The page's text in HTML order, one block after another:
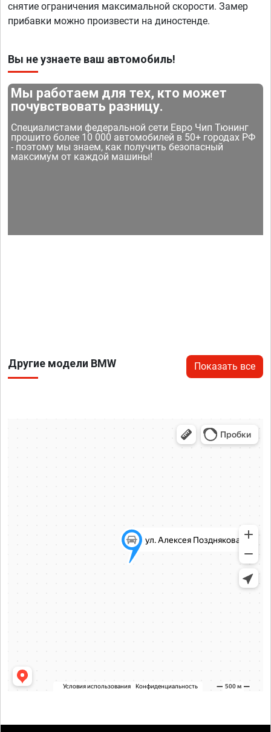
снятие ограничения максимальной скорости. Замер
прибавки можно произвести на диностенде.
Вы не узнаете ваш автомобиль!
Мы работаем для тех, кто может
почувствовать разницу.
Специалистами федеральной сети Евро Чип Тюнинг
прошито более 10 000 автомобилей в 50+ городах РФ
- поэтому мы знаем, как получить безопасный
максимум от каждой машины!
Другие модели BMW Показать все